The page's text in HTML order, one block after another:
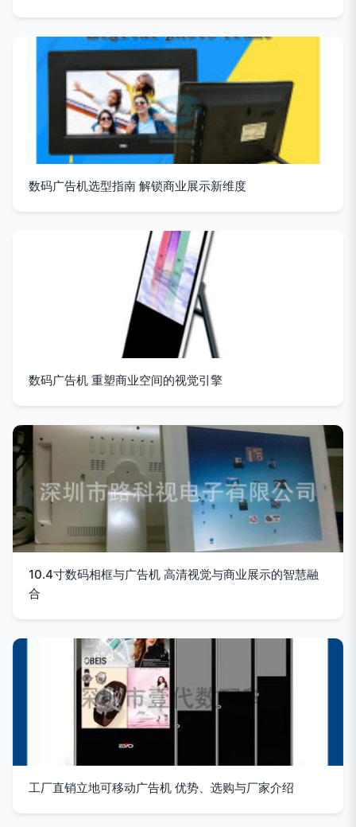
数码广告机选型指南 解锁商业展示新维度
数码广告机 重塑商业空间的视觉引擎
10.4寸数码相框与广告机 高清视觉与商业展示的智慧融
合
工厂直销立地可移动广告机 优势、选购与厂家介绍